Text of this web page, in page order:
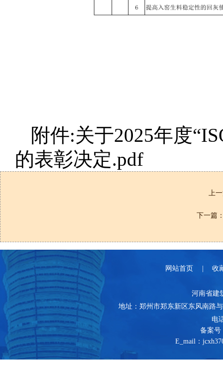
附件:关于2025年度
的表彰决定.pdf
上
下一篇